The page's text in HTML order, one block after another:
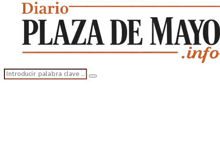
Menu
Search
for:
Search